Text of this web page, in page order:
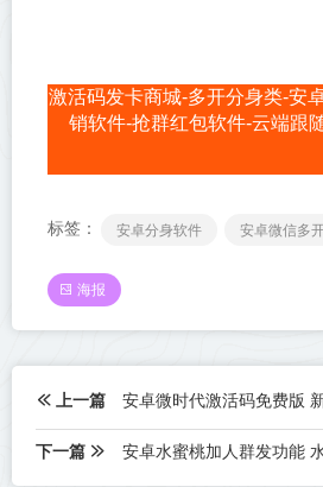
激活码发卡商城-多开分身类-安
销软件-抢群红包软件-云端跟
标签： 安卓分身软件 安卓微信多
海报
上一篇 安卓微时代激活码免费版
下一篇 安卓水蜜桃加人群发功能 水